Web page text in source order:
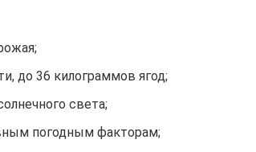
до 36 килограммов ягод;
света;
погодным факторам;